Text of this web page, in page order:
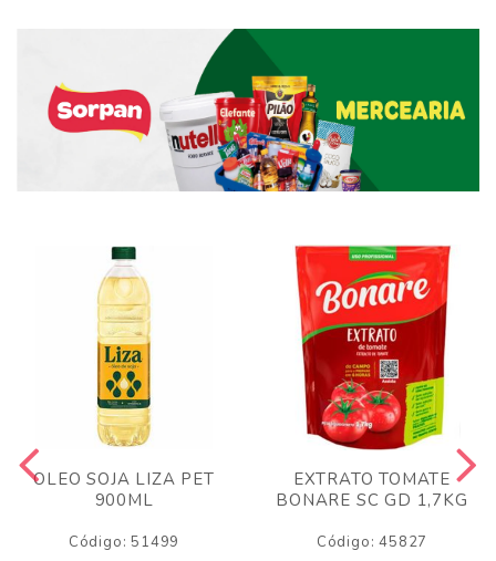
OLEO SOJA LIZA PET
900ML
Código: 51499
EXTRATO TOMATE
BONARE SC GD 1,7KG
Código: 45827